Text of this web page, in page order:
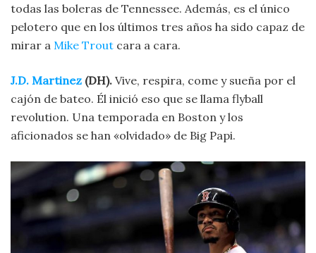
todas las boleras de Tennessee. Además, es el único
pelotero que en los últimos tres años ha sido capaz de
mirar a Mike Trout cara a cara.
J.D. Martinez (DH). Vive, respira, come y sueña por el
cajón de bateo. Él inició eso que se llama flyball
revolution. Una temporada en Boston y los
aficionados se han «olvidado» de Big Papi.